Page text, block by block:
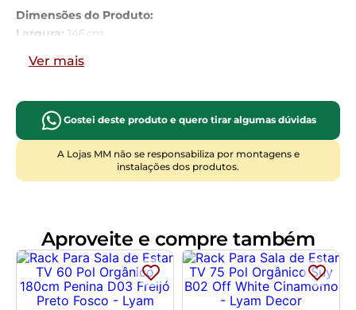
Dimensões do Produto:
Largura: 146cm
Profundidade:
Característica do Produto:
Material da Estrutura:
MDP 25mm
Tampo:
MDP 15mm
Quantidade de Pés:
Conteúdo da Embalagem:1 Rack, Kit Acessórios e
Manual de Montagem
Necessita de Montagem:Sim, recomendamos que a
montagem seja realizada por um profissional
Ver mais
Gostei deste produto e quero tirar algumas dúvidas
A Lojas MM não se responsabiliza por montagens e
instalações dos produtos.
Aproveite e compre também